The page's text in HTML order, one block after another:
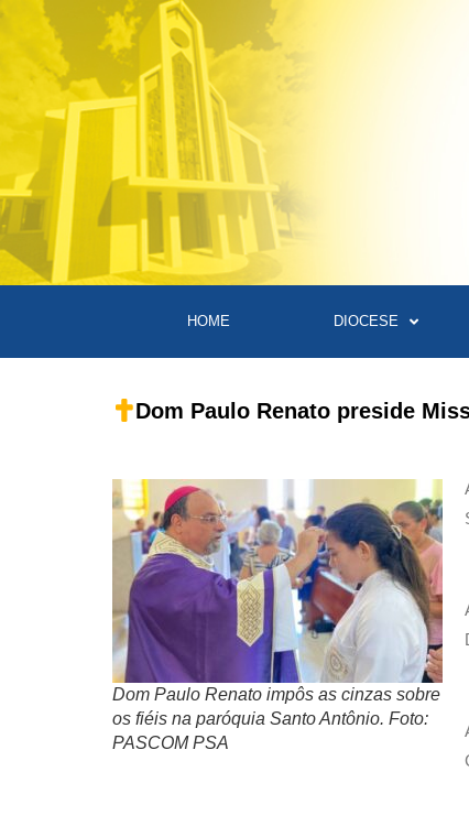
HOME DIOCESE
Dom Paulo Renato preside
Dom Paulo Renato impôs as cinzas sobre
os fiéis na paróquia Santo Antônio. Foto:
PASCOM PSA